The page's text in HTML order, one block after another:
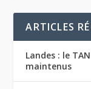
ARTICLES
Landes : le
maintenus